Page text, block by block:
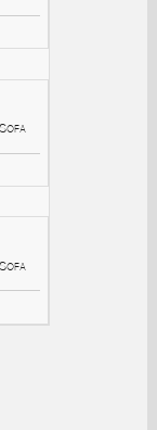
2-SeatSofa
3-SeatSofa